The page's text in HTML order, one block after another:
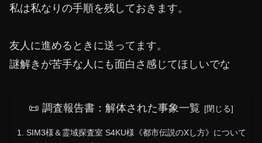
私は私なりの手順を残しておきます。
友人に進めるときに送ってます。
謎解きが苦手な人にも面白さ感じてほしいでな
📜 調査報告書：解体された事象一覧
SIM3様＆霊域探査室 S4KU様《都市伝説のXし方》について